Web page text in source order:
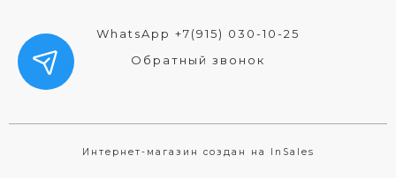
WhatsApp +7(915) 030-10-25
Обратный звонок
Интернет-магазин создан на InSales